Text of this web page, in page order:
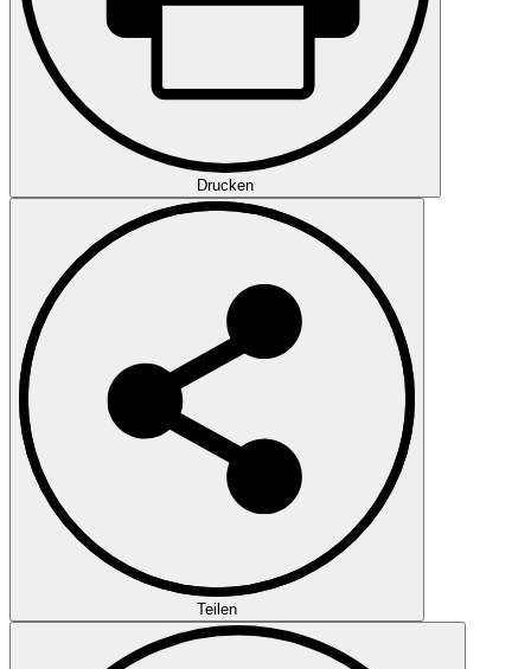
Drucken
Teilen